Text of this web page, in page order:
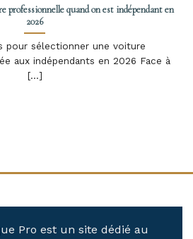
professionnelle quand on est indépendant en
2026
pour sélectionner une voiture
aux indépendants en 2026 Face à
[...]
Pro est un site dédié au